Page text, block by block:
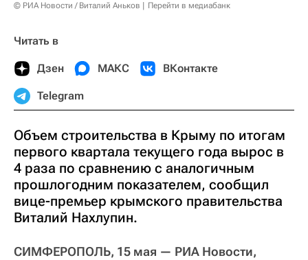
© РИА Новости / Виталий Аньков Перейти в медиабанк
Читать в
Дзен МАКС ВКонтакте
Telegram
Объем строительства в Крыму по итогам
первого квартала текущего года вырос в
4 раза по сравнению с аналогичным
прошлогодним показателем, сообщил
вице-премьер крымского правительства
Виталий Нахлупин.
СИМФЕРОПОЛЬ, 15 мая — РИА Новости,